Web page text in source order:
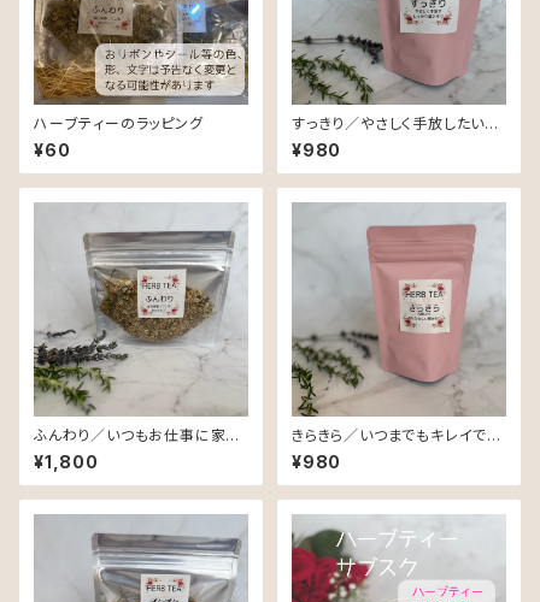
ハーブティーのラッピング
¥60
すっきり／やさしく手放したい、し
っかり満たしたいを叶えたいあ
なたに♡
¥980
ふんわり／いつもお仕事に家事
に育児にと頑張っているあなた
に♡
¥1,800
きらきら／いつまでもキレイでき
らきらと輝いていたいあなたに
♡
¥980